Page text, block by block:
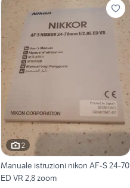
2
Manuale istruzioni nikon AF-S 24-70
ED VR 2,8 zoom